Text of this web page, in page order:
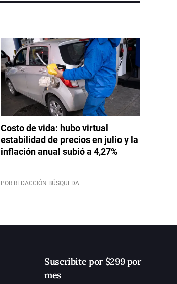
Costo de vida: hubo virtual
estabilidad de precios en julio y la
inflación anual subió a 4,27%
POR REDACCIÓN BÚSQUEDA
Suscribite por $299 por
mes